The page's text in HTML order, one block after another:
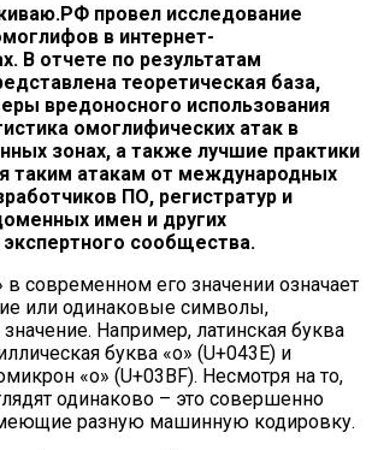
провел исследование
в интернет-
В отчете по результатам
теоретическая база,
вредоносного использования
омоглифических атак в
зонах, а также лучшие практики
таким атакам от международных
ПО, регистратур и
имен и других
сообщества.
современном его значении означает
или одинаковые символы,
Например, латинская буква
буква «о» (U+043E) и
«о» (U+03BF). Несмотря на то,
одинаково – это совершенно
разную машинную кодировку.